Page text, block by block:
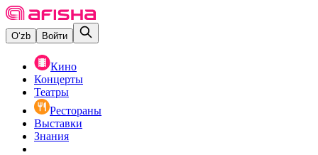
O‘zb Войти
Кино
Концерты
Театры
Рестораны
Выставки
Знания